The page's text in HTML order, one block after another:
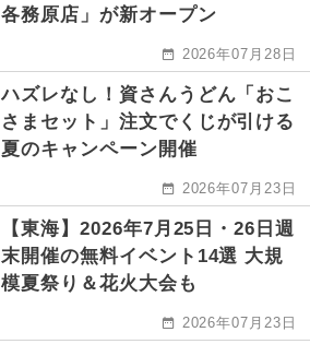
各務原店」が新オープン
2026年07月28日
ハズレなし！資さんうどん「おこ
さまセット」注文でくじが引ける
夏のキャンペーン開催
2026年07月23日
【東海】2026年7月25日・26日週
末開催の無料イベント14選 大規
模夏祭り＆花火大会も
2026年07月23日